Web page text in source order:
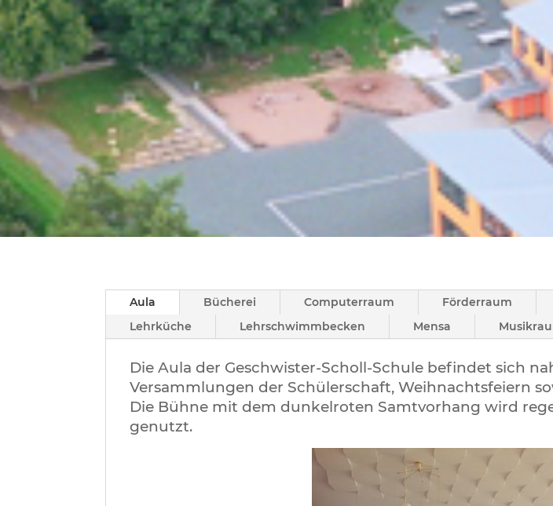
Aula Bücherei Computerraum Förderraum
Lehrküche
Lehrschwimmbecken Mensa
Die Aula der Geschwister-Scholl-Schule befindet sich
Versammlungen der Schülerschaft, Weihnachtsfeiern
Die Bühne mit dem dunkelroten Samtvorhang wird
genutzt.